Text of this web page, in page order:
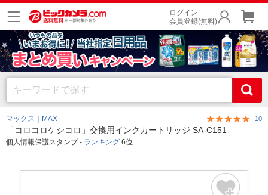
ログイン
会員登録(無料)
マックス｜MAX 10
「コロコロケシコロ」交換用インクカートリッジ SA-C151
個人情報保護スタンプ - ランキング 6位